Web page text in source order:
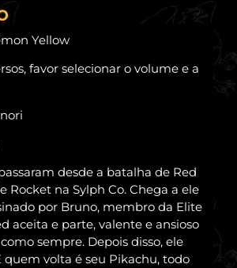
Yellow
favor selecionar o volume e a
desde a batalha de Red
Rocket na Sylph Co. Chega a ele
por Bruno, membro da Elite
aceita e parte, valente e ansioso
sempre. Depois disso, ele
quem volta é seu Pikachu, todo